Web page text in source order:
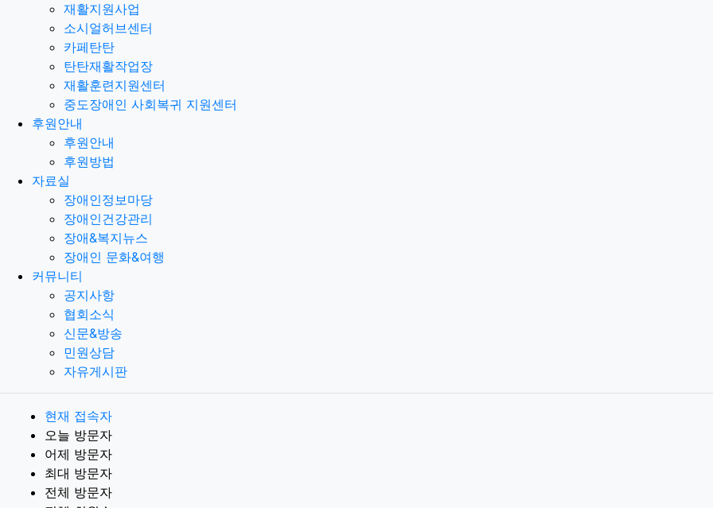
재활지원사업
소시얼허브센터
카페탄탄
탄탄재활작업장
재활훈련지원센터
중도장애인 사회복귀 지원센터
후원안내
후원안내
후원방법
자료실
장애인정보마당
장애인건강관리
장애&복지뉴스
장애인 문화&여행
커뮤니티
공지사항
협회소식
신문&방송
민원상담
자유게시판
현재 접속자
오늘 방문자
어제 방문자
최대 방문자
전체 방문자